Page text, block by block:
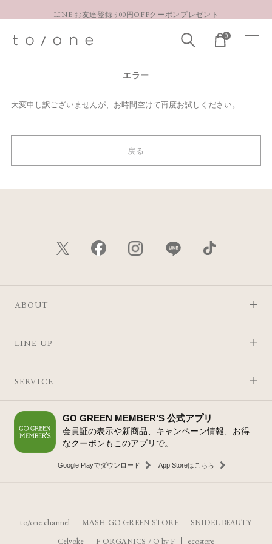
LINE お友達登録 500円OFFクーポンプレゼント
【重要】お盆期間中のお問い合わせと商品配送に関しまして
LINE お友達登録 500円OFFクーポンプレゼント
0
エラー
大変申し訳ございませんが、お時間空けて再度お試しください。
戻る
ABOUT
LINE UP
SERVICE
GO GREEN MEMBER’S 公式アプリ
会員証の表示や新商品、キャンペーン情報、お得
なクーポンもこのアプリで。
Google Playでダウンロード App Storeはこちら
to/one channel MASH GO GREEN STORE
SNIDEL BEAUTY
Celvoke
F ORGANICS / O by F ecostore